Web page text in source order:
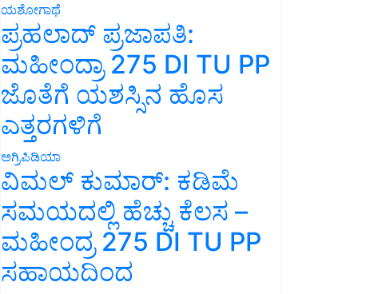
ಯಶೋಗಾಥೆ
ಪ್ರಹಲಾದ್ ಪ್ರಜಾಪತಿ:
ಮಹೀಂದ್ರಾ 275 DI TU PP
ಜೊತೆಗೆ ಯಶಸ್ಸಿನ ಹೊಸ
ಎತ್ತರಗಳಿಗೆ
ಅಗ್ರಿಪಿಡಿಯಾ
ವಿಮಲ್ ಕುಮಾರ್: ಕಡಿಮೆ
ಸಮಯದಲ್ಲಿ ಹೆಚ್ಚು ಕೆಲಸ –
ಮಹೀಂದ್ರ 275 DI TU PP
ಸಹಾಯದಿಂದ